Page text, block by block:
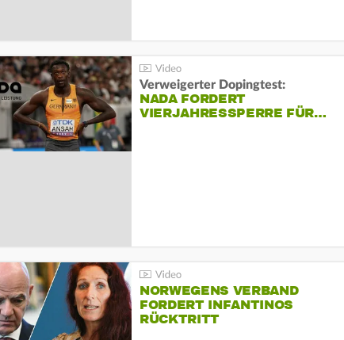
Verweigerter Dopingtest:
NADA FORDERT
VIERJAHRESSPERRE FÜR…
NORWEGENS VERBAND
FORDERT INFANTINOS
RÜCKTRITT